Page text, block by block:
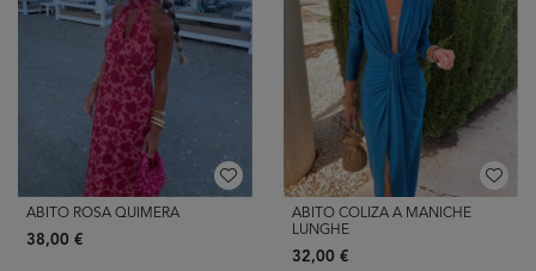
ABITO ROSA QUIMERA
38,00 €
ABITO COLIZA A MANICHE
LUNGHE
32,00 €